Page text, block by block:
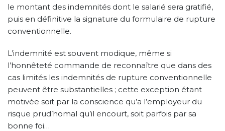
le montant des indemnités dont le salarié sera gratifié,
puis en définitive la signature du formulaire de rupture
conventionnelle.
L’indemnité est souvent modique, même si
l’honnêteté commande de reconnaître que dans des
cas limités les indemnités de rupture conventionnelle
peuvent être substantielles ; cette exception étant
motivée soit par la conscience qu’a l’employeur du
risque prud’homal qu’il encourt, soit parfois par sa
bonne foi…